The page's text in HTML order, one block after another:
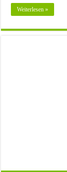
Weiterlesen »